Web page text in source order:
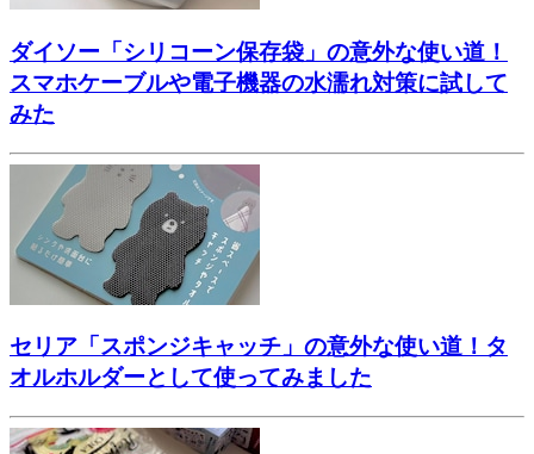
ダイソー「シリコーン保存袋」の意外な使い道！
スマホケーブルや電子機器の水濡れ対策に試して
みた
セリア「スポンジキャッチ」の意外な使い道！タ
オルホルダーとして使ってみました